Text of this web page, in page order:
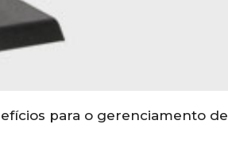
para o gerenciamento de